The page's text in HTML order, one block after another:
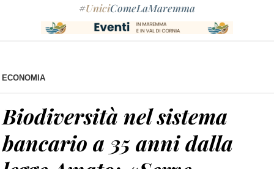
#UniciComeLaMaremma
ECONOMIA
Biodiversità nel sistema
bancario a 35 anni dalla